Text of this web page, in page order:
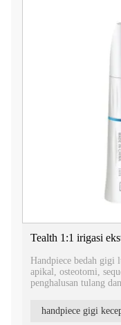
Tealth 1:1 irigasi
Handpiece bedah gigi
apikal, osteotomi,
penghalusan tulang
handpiece gigi